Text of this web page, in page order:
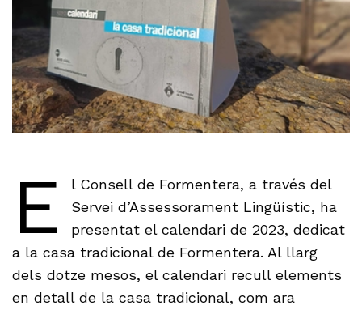
E
l Consell de Formentera, a través del
Servei d’Assessorament Lingüístic, ha
presentat el calendari de 2023, dedicat
a la casa tradicional de Formentera. Al llarg
dels dotze mesos, el calendari recull elements
en detall de la casa tradicional, com ara